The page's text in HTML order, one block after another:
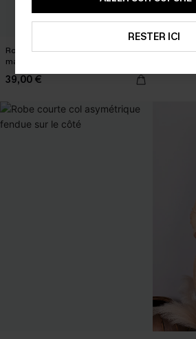
Robe pull à rayures col carré
manches longues
39,00 €
Robe
RESTER ICI